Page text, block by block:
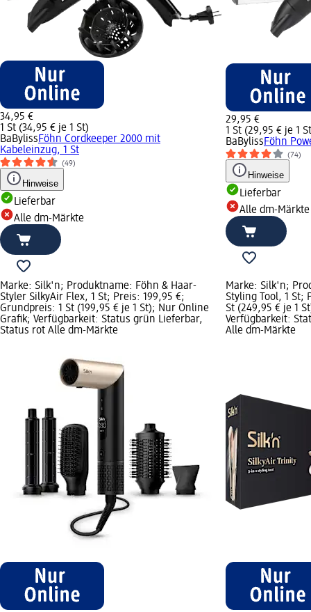
34,95 €
1 St (34,95 € je 1 St)
BaBylissFöhn Cordkeeper 2000 mit
Kabeleinzug, 1 St
(49)
Hinweise
Lieferbar
Alle dm-Märkte
29,95 €
1 St (29,95 € je 1
BaBylissFöhn
(74)
Hinweise
Lieferbar
Alle dm-Märkte
Marke: Silk'n; Produktname: Föhn & Haar-
Styler SilkyAir Flex, 1 St; Preis: 199,95 €;
Grundpreis: 1 St (199,95 € je 1 St); Nur Online
Grafik; Verfügbarkeit: Status grün Lieferbar,
Status rot Alle dm-Märkte
Marke: Silk'n;
Styling Tool, 1 St;
St (249,95 € je 1
Verfügbarkeit:
Alle dm-Märkte